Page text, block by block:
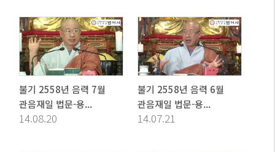
불기 2558년 음력 7월
관음재일 법문-용...
14.08.20
불기 2558년 음력 6월
관음재일 법문-용...
14.07.21